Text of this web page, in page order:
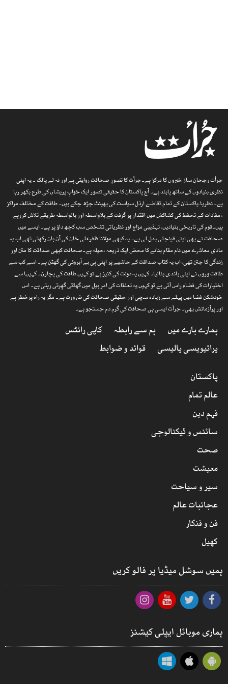
جرأت رجحان ساز خبروں کا مرکز ہے۔جرأت کا تصورِ صحافت روایتی ہے اور نہ لے پالک ۔ یہ اپنی
نظری بنیادوں کے ساتھ پابند ہے۔ آج پاکستان کا حقیقی تصور ایک خوابِ پریشاں کی طرح بکھر رہا
ہے۔ نظریۂ پاکستان کے تمام تقاضے ارذل سیاست کی بھینٹ چڑھ چکے ہیں۔ طاقت کے مختلف مراکز
، مفادات کے تحفظ کی کشاکش میں اقتدار پر گرفت کے بلاواسطہ اور بالواسطہ طریقے تلاش کررہے
ہیں۔قوم کی تاریخی بنیادیں، تہذیبی مزاج اور نظریاتی تشخص سب کچھ داؤ پر ہے۔ ایسے میں
صحافت نے بھی اپنی قینچلی بدل لی ہے۔ یہ کبھی مولانا ظفرعلی خان کی آن بان رکھتی تھی اب یہ
مادی معاشرے میں نام مقام بنانے کا محض ایک ذریعہ ،حیلہ ہے۔صحافت کبھی صداقت کا متن اور
زندگی کا جتن تھی، اب یہ کتاب صداقت کے حاشیے پر اپنی ہی بے آبروئی کی گھٹن ہے۔ اسے کب سے
طاقت وروں نے اپنی باندی بنالیا۔ کہیں یہ دولت کی کنیز ہے تو کہیں طاقت کی پچارن۔ کہیںا سے
اختیارات کی فضاء راس آتی ہے تو کہیں یہ تعلقات کی امر بیل میں گھٹتی گھِرتی رہتی ہے۔ اس
خودشکن فضا میں پہلے سے زیادہ سچی اور حقیقی صحافت کی ضرورت ہے۔ مگر یہ راہ پرخطر ہے
اور پرآزمائش بھی۔ جرأت ایسی ہی صحافت کی گرم دم جستجو ہے۔
ہمارے بارے میں ہم سے رابطہ
کاپی رائٹس
پرائیویسی پالیسی
قوائد و ضوابط
پاکستان
عالم تمام
فہم دین
سائنس و ٹیکنالوجی
صحت
معیشت
سیر و سیاحت
عجائبات عالم
فن و فنکار
کھیل
ہمیں سوشل میڈیا پر فالو کریں
ہماری موبائل ایپلی کیشنز